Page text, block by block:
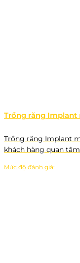
Trồng răng Implant
Trồng răng Implant
khách hàng quan
Mức độ đánh giá: